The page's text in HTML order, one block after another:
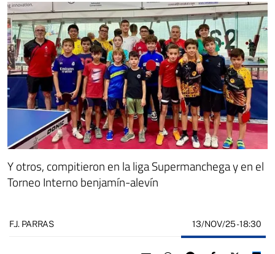
Y otros, compitieron en la liga Supermanchega y en el
Torneo Interno benjamín-alevín
F.J. PARRAS 13/NOV/25- 18:30